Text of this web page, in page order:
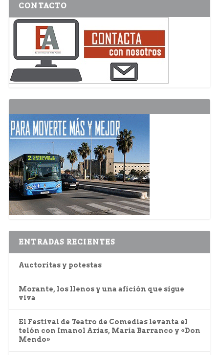
CONTACTO
ENTRADAS RECIENTES
Auctoritas y potestas
Morante, los llenos y una afición que sigue
viva
El Festival de Teatro de Comedias levanta el
telón con Imanol Arias, María Barranco y «Don
Mendo»